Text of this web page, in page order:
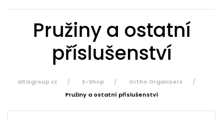
Pružiny a ostatní
příslušenství
altisgroup.cz E-Shop
Ortho Organizers
Pružiny a ostatní příslušenství